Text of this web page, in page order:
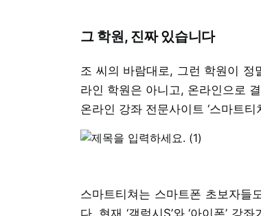
그 학원, 진짜 있습니다
조 씨의 바람대로, 그런 학원이 정
라인 학원은 아니고, 온라인으로
온라인 강좌 전문사이트 ‘스마트티
스마트티쳐는 스마트폰 초보자들
다. 현재 ‘갤럭시S’와 ‘아이폰’ 강